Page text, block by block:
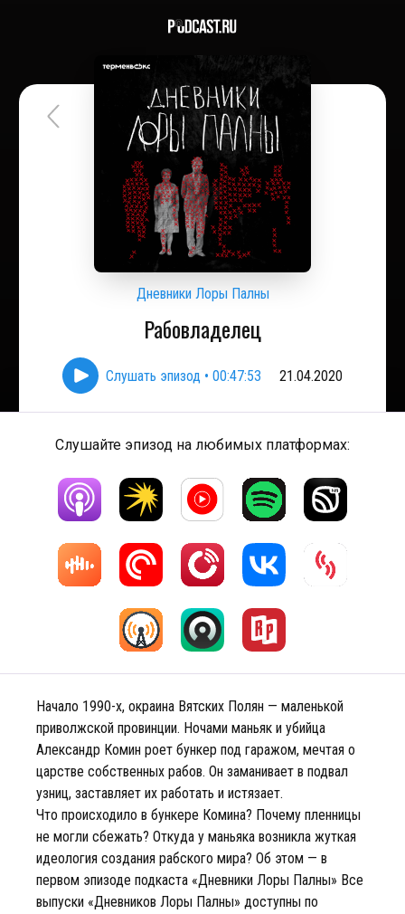
Дневники Лоры Палны
Рабовладелец
Слушать эпизод • 00:47:53 21.04.2020
Слушайте эпизод на любимых платформах:
Начало 1990-х, окраина Вятских Полян — маленькой
приволжской провинции. Ночами маньяк и убийца
Александр Комин роет бункер под гаражом, мечтая о
царстве собственных рабов. Он заманивает в подвал
узниц, заставляет их работать и истязает.
Что происходило в бункере Комина? Почему пленницы
не могли сбежать? Откуда у маньяка возникла жуткая
идеология создания рабского мира? Об этом — в
первом эпизоде подкаста «Дневники Лоры Палны» Все
выпуски «Дневников Лоры Палны» доступны по